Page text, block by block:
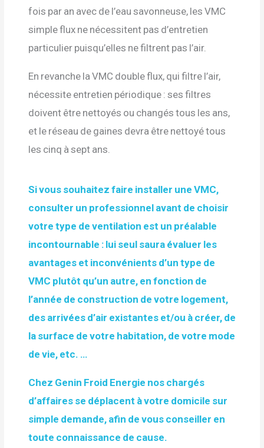
fois par an avec de l’eau savonneuse, les VMC
simple flux ne nécessitent pas d’entretien
particulier puisqu’elles ne filtrent pas l’air.
En revanche la VMC double flux, qui filtre l’air,
nécessite entretien périodique : ses filtres
doivent être nettoyés ou changés tous les ans,
et le réseau de gaines devra être nettoyé tous
les cinq à sept ans.
Si vous souhaitez faire installer une VMC,
consulter un professionnel avant de choisir
votre type de ventilation est un préalable
incontournable : lui seul saura évaluer les
avantages et inconvénients d’un type de
VMC plutôt qu’un autre, en fonction de
l’année de construction de votre logement,
des arrivées d’air existantes et/ou à créer, de
la surface de votre habitation, de votre mode
de vie, etc. …
Chez Genin Froid Energie nos chargés
d’affaires se déplacent à votre domicile sur
simple demande, afin de vous conseiller en
toute connaissance de cause.